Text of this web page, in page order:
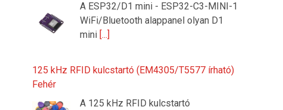
A ESP32/D1 mini - ESP32-C3-MINI-1
WiFi/Bluetooth alappanel olyan D1
mini [...]
125 kHz RFID kulcstartó (EM4305/T5577 írható)
Fehér
A 125 kHz RFID kulcstartó